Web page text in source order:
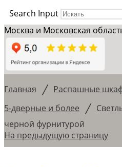
Search Input
Москва и Московская
Главная / Распашные
5-дверные и более /
черной фурнитурой
На предыдущую страницу